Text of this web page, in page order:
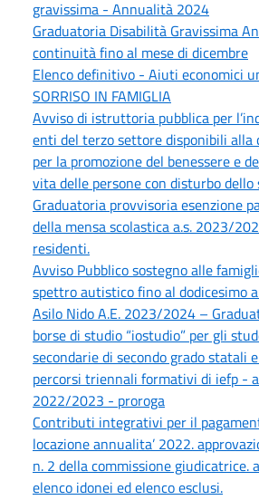
gravissima - Annualità 2024
Graduatoria Disabilità Gravissima
continuità fino al mese di dicembre
Elenco definitivo - Aiuti economici
SORRISO IN FAMIGLIA
Avviso di istruttoria pubblica per
enti del terzo settore disponibili alla
per la promozione del benessere e
vita delle persone con disturbo
Graduatoria provvisoria esenzione
della mensa scolastica a.s. 2023/
residenti.
Avviso Pubblico sostegno alle
spettro autistico fino al dodicesimo
Asilo Nido A.E. 2023/2024 –
borse di studio “iostudio” per gli
secondarie di secondo grado statali
percorsi triennali formativi di iefp -
2022/2023 - proroga
Contributi integrativi per il
locazione annualita’ 2022.
n. 2 della commissione giudicatrice.
elenco idonei ed elenco esclusi.